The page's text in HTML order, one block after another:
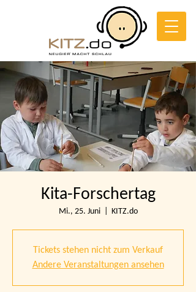
Kita-Forschertag
Mi., 25. Juni
  |
KITZ.do
Tickets stehen nicht zum Verkauf
Andere Veranstaltungen ansehen